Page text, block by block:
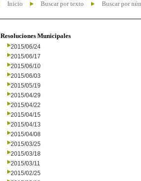
Inicio Buscar por texto Buscar por
Resoluciones Municipales
2015/06/24
2015/06/17
2015/06/10
2015/06/03
2015/05/19
2015/04/29
2015/04/22
2015/04/15
2015/04/13
2015/04/08
2015/03/25
2015/03/18
2015/03/11
2015/02/25